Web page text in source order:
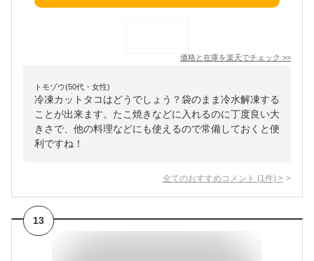
価格と在庫を楽天でチェック >>
トモゾウ(50代・女性)
冷凍カットタコはどうでしょう？袋のまま冷水解凍する
ことが出来ます。たこ焼きなどに入れるのに丁度良い大
きさで、他の料理などにも使えるので常備しておくと便
利ですね！
全てのおすすめコメント (1 件) >
13